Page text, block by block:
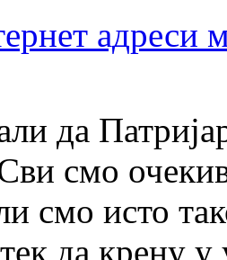
адреси
да
смо
смо исто
да крену